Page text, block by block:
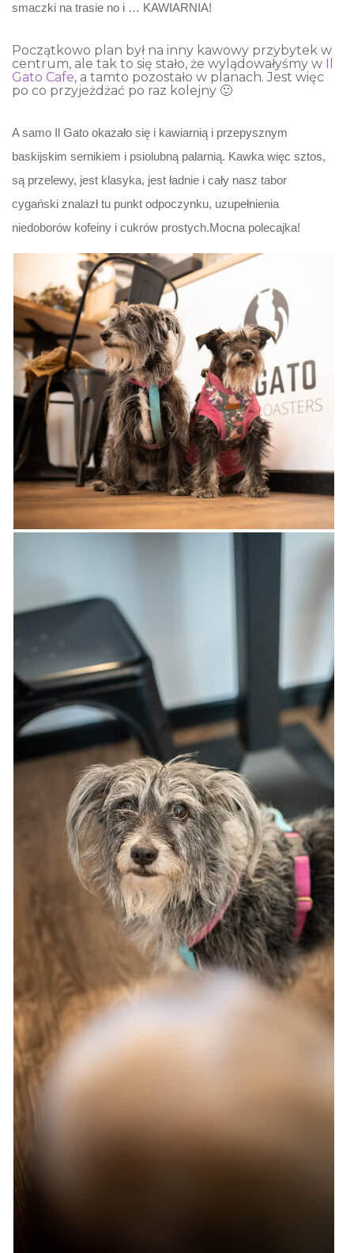
smaczki na trasie no i … KAWIARNIA!
Początkowo plan był na inny kawowy przybytek w
centrum, ale tak to się stało, że wylądowałyśmy w
Gato Cafe, a tamto pozostało w planach. Jest więc
po co przyjeżdżać po raz kolejny 🙂
A samo Il Gato okazało się i kawiarnią i przepysznym
baskijskim sernikiem i psiolubną palarnią. Kawka więc sztos,
są przelewy, jest klasyka, jest ładnie i cały nasz tabor
cygański znalazł tu punkt odpoczynku, uzupełnienia
niedoborów kofeiny i cukrów prostych.Mocna polecajka!